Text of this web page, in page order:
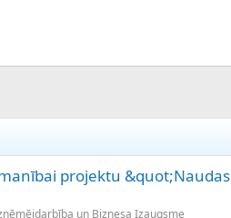
projektu &quot;Naudas
un Biznesa Izaugsme